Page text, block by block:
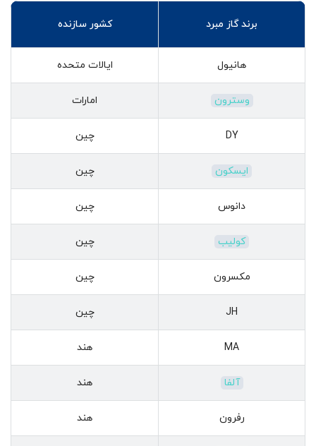
برند گاز مبرد کشور سازنده
هانیول ایالات متحده
وسترون امارات
DY چین
ایسکون چین
دانوس چین
کولیب چین
مکسرون چین
JH چین
MA هند
آلفا هند
رفرون هند